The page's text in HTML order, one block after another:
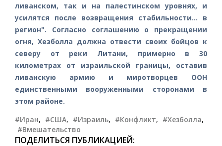
ливанском, так и на палестинском уровнях, и
усилятся после возвращения стабильности... в
регион". Согласно соглашению о прекращении
огня, Хезболла должна отвести своих бойцов к
северу от реки Литани, примерно в 30
километрах от израильской границы, оставив
ливанскую армию и миротворцев ООН
единственными вооруженными сторонами в
этом районе.
#Иран, #США, #Израиль, #Конфликт, #Хезболла,
#Вмешательство
ПОДЕЛИТЬСЯ ПУБЛИКАЦИЕЙ: